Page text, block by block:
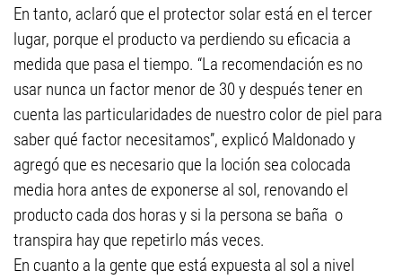
En tanto, aclaró que el protector solar está en el tercer
lugar, porque el producto va perdiendo su eficacia a
medida que pasa el tiempo. “La recomendación es no
usar nunca un factor menor de 30 y después tener en
cuenta las particularidades de nuestro color de piel para
saber qué factor necesitamos”, explicó Maldonado y
agregó que es necesario que la loción sea colocada
media hora antes de exponerse al sol, renovando el
producto cada dos horas y si la persona se baña o
transpira hay que repetirlo más veces.
En cuanto a la gente que está expuesta al sol a nivel